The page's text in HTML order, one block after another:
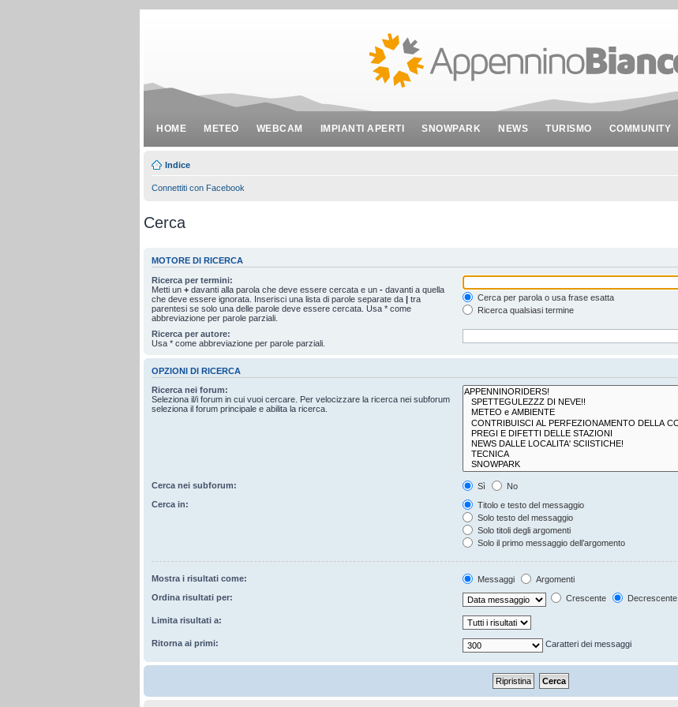
HOME METEO WEBCAM IMPIANTI APERTI SNOWPARK NEWS TURISMO COMMUNITY
Indice
Connettiti con Facebook
Cerca
MOTORE DI RICERCA
Ricerca per termini:
Metti un + davanti alla parola che deve essere cercata e un - davanti a quella
che deve essere ignorata. Inserisci una lista di parole separate da | tra
parentesi se solo una delle parole deve essere cercata. Usa * come
abbreviazione per parole parziali.
Cerca per parola o usa frase esatta
Ricerca qualsiasi termine
Ricerca per autore:
Usa * come abbreviazione per parole parziali.
OPZIONI DI RICERCA
Ricerca nei forum:
Seleziona il/i forum in cui vuoi cercare. Per velocizzare la ricerca nei subforum
seleziona il forum principale e abilita la ricerca.
Cerca nei subforum: Sì
No
Cerca in:
Titolo e testo del messaggio
Solo testo del messaggio
Solo titoli degli argomenti
Solo il primo messaggio dell’argomento
Mostra i risultati come: Messaggi
Argomenti
Ordina risultati per:
Crescente Decrescente
Limita risultati a:
Ritorna ai primi: Caratteri dei messaggi